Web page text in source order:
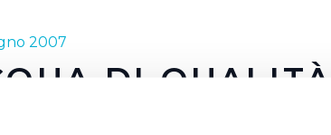
2007
DI QUALITÀ